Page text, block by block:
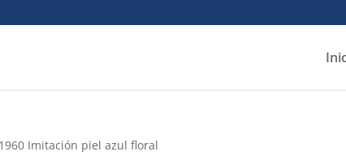
Imitación piel azul floral